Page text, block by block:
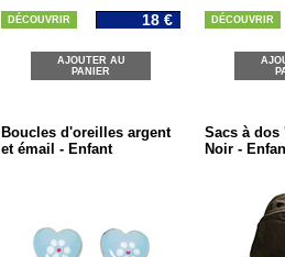
DÉCOUVRIR 18 €
AJOUTER AU
PANIER
DÉCOUVRIR
Boucles d'oreilles argent
et émail - Enfant
Sacs à dos
Noir -